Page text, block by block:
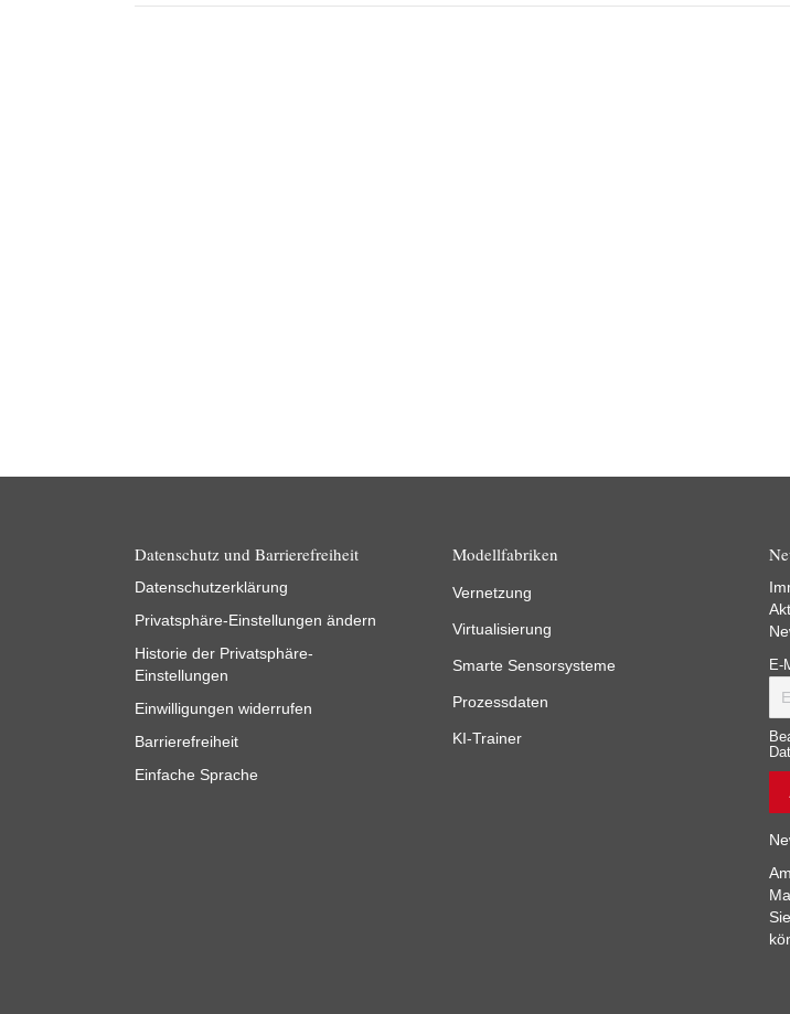
Datenschutz und Barrierefreiheit
Datenschutzerklärung
Privatsphäre-Einstellungen ändern
Historie der Privatsphäre-
Einstellungen
Einwilligungen widerrufen
Barrierefreiheit
Einfache Sprache
Modellfabriken
Vernetzung
Virtualisierung
Smarte Sensorsysteme
Prozessdaten
KI-Trainer
E-